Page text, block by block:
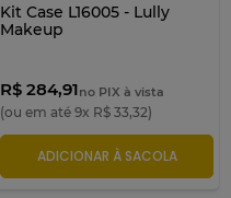
Kit Case L16005 - Lully
Makeup
R$ 284,91no PIX à vista
(ou em até 9x R$ 33,32)
ADICIONAR À SACOLA